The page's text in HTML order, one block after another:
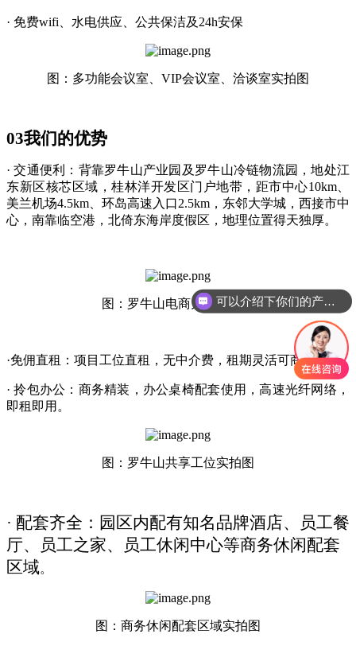
· 免费wifi、水电供应、公共保洁及24h安保
图：多功能会议室、 VIP会议室、洽谈室实拍图
03我们的优势
· 交通便利：背靠罗牛山产业园及罗牛山冷链物流园，地处江
东新区核芯区域，桂林洋开发区门户地带，距市中心10km、
美兰机场4.5km、环岛高速入口2.5km，东邻大学城，西接市中
心，南靠临空港，北倚东海岸度假区，地理位置得天独厚。
图：罗牛山电商大厦实拍图
·免佣直租：项目工位直租，无中介费，租期灵活可商议。
· 拎包办公：商务精装，办公桌椅配套使用，高速光纤网络，
即租即用。
图：罗牛山共享工位实拍图
· 配套齐全：园区内配有知名品牌酒店、员工餐
厅、员工之家、员工休闲中心等商务休闲配套
区域。
图：商务休闲配套区域实拍图
可以介绍下你们的产品么